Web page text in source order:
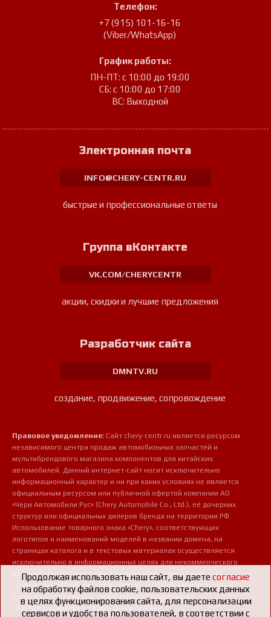
Телефон:
+7 (915) 101-16-16
(Viber/WhatsApp)
График работы:
ПН-ПТ: с 10:00 до 19:00
СБ: с 10:00 до 17:00
ВС: Выходной
Электронная почта
INFO@CHERY-CENTR.RU
быстрые и профессиональные ответы
Группа вКонтакте
VK.COM/CHERYCENTR
акции, скидки и лучшие предложения
Разработчик сайта
DMNTV.RU
создание, продвижение, сопровождение
Правовое уведомление: Сайт chery-centr.ru является ресурсом
независимого центра продаж автомобильных запчастей и
мультибрендового магазина компонентов для китайских
автомобилей. Данный интернет-сайт носит исключительно
информационный характер и ни при каких условиях не является
официальным ресурсом или публичной офертой компании АО
«Чери Автомобили Рус» (Chery Automobile Co., Ltd.), её дочерних
структур или официальных дилеров бренда на территории РФ.
Использование товарного знака «Chery», соответствующих
логотипов и наименований моделей в названии домена, на
страницах каталога и в текстовых материалах осуществляется
исключительно в информационных целях для некоммерческого
обозначения профиля деятельности магазина, а также для
точной идентификации совместимости предлагаемых деталей,
узлов и сопутствующих аксессуаров с конкретными
транспортными средствами потребителей.
Продолжая использовать наш сайт, вы даетесогласие
на обработку файлов cookie, пользовательских данных
в целях функционирования сайта, для персонализации
сервисов и удобства пользователей, в соответствии с